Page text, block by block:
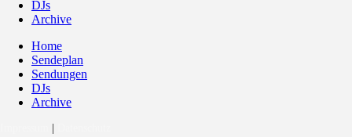
DJs
Archive
Home
Sendeplan
Sendungen
DJs
Archive